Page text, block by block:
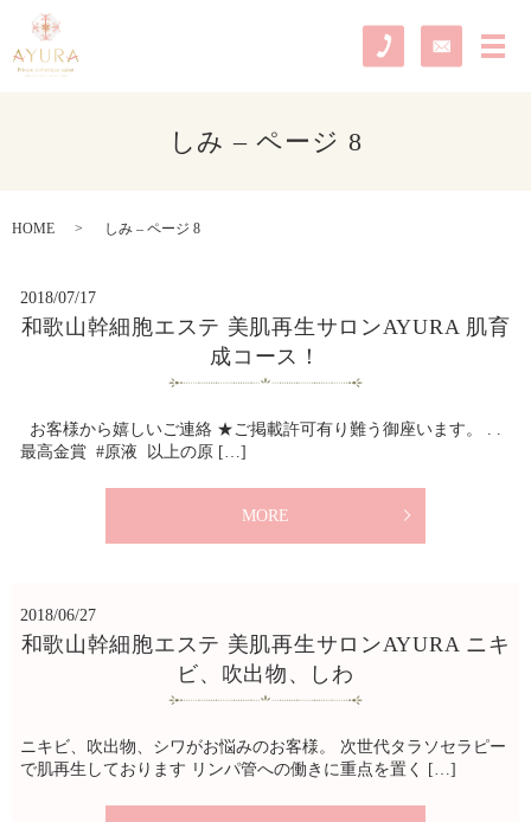
メ
しみ – ページ 8
HOME しみ – ページ 8
2018/07/17
和歌山幹細胞エステ 美肌再生サロンAYURA 肌育
成コース！
お客様から嬉しいご連絡 ★ご掲載許可有り難う御座います。 . .
最高金賞 #原液 以上の原 […]
MORE
2018/06/27
和歌山幹細胞エステ 美肌再生サロンAYURA ニキ
ビ、吹出物、しわ
ニキビ、吹出物、シワがお悩みのお客様。 次世代タラソセラピー
で肌再生しております リンパ管への働きに重点を置く […]